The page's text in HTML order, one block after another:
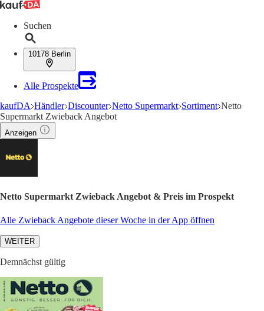
Suchen
10178 Berlin
Alle Prospekte
kaufDA Händler Discounter Netto Supermarkt Sortiment Netto
Supermarkt Zwieback Angebot
Anzeigen
Netto Supermarkt Zwieback Angebot & Preis im Prospekt
Alle Zwieback Angebote dieser Woche in der App öffnen
WEITER
Demnächst gültig